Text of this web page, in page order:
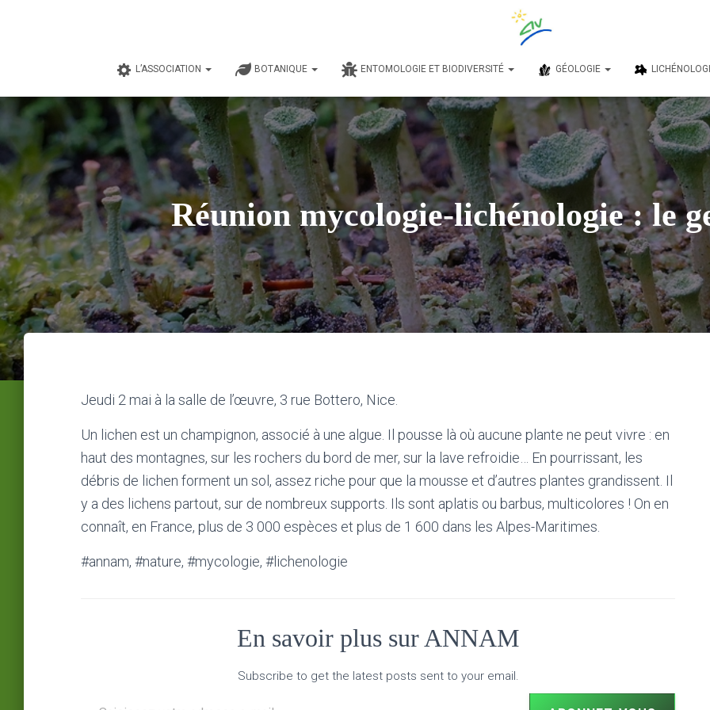
L’ASSOCIATION BOTANIQUE ENTOMOLOGIE ET BIODIVERSITÉ GÉOLOGIE
Réunion mycologie-lichénologie : le
Jeudi 2 mai à la salle de l’œuvre, 3 rue Bottero, Nice.
Un lichen est un champignon, associé à une algue. Il pousse là où aucune plante ne peut vivre : en
haut des montagnes, sur les rochers du bord de mer, sur la lave refroidie… En pourrissant, les
débris de lichen forment un sol, assez riche pour que la mousse et d’autres plantes grandissent. Il
y a des lichens partout, sur de nombreux supports. Ils sont aplatis ou barbus, multicolores ! On en
connaît, en France, plus de 3 000 espèces et plus de 1 600 dans les Alpes-Maritimes.
#annam, #nature, #mycologie, #lichenologie
En savoir plus sur ANNAM
Subscribe to get the latest posts sent to your email.